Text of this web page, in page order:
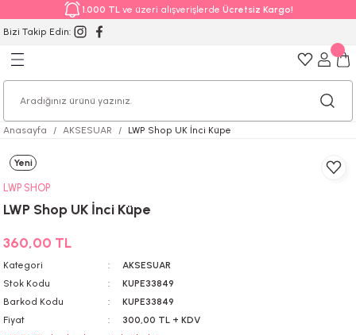
1.000 TL ve üzeri alışverişlerde Ücretsiz Kargo!
Bizi Takip Edin:
Anasayfa AKSESUAR LWP Shop UK İnci Küpe
Yeni
LWP SHOP
LWP Shop UK İnci Küpe
360,00 TL
Kategori
AKSESUAR
Stok Kodu
KUPE33849
Barkod Kodu
KUPE33849
Fiyat
300,00 TL + KDV